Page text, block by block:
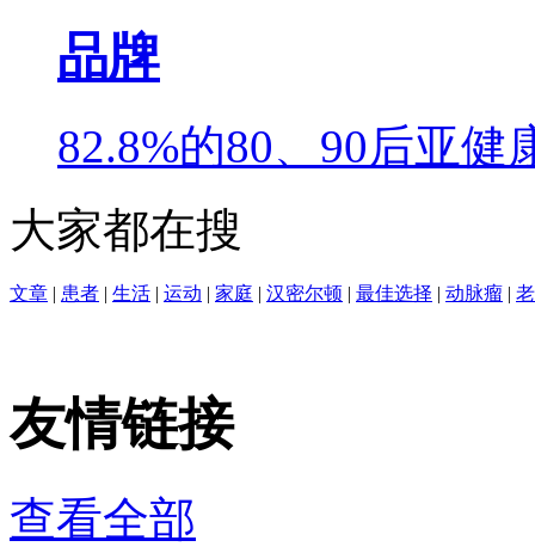
品牌
82.8%的80、90后亚
大家都在搜
文章 | 患者 | 生活 | 运动 | 家庭 | 汉密尔顿 | 最佳选择 | 动脉瘤 |
友情链接
查看全部